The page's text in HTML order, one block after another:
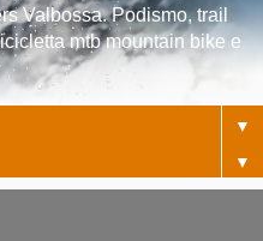
Valbossa. Podismo, trail
mtb mountain bike e
▼
▼